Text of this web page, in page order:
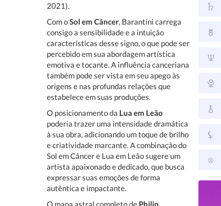
2021).
Com oSol em Câncer, Barantini carrega
consigo a sensibilidade e a intuição
características desse signo, o que pode ser
percebido em sua abordagem artística
emotiva e tocante. A influência canceriana
também pode ser vista em seu apego às
origens e nas profundas relações que
estabelece em suas produções.
O posicionamento da Lua em Leão
poderia trazer uma intensidade dramática
à sua obra, adicionando um toque de brilho
e criatividade marcante. A combinação do
Sol em Câncer e Lua em Leão sugere um
artista apaixonado e dedicado, que busca
expressar suas emoções de forma
autêntica e impactante.
O mapa astral completo de Philip